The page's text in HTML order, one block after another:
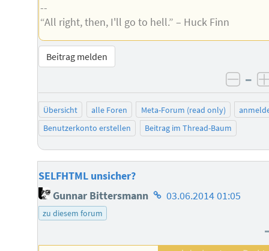
--
“All right, then, I'll go to hell.” – Huck Finn
Beitrag melden
–
Übersicht alle Foren Meta-Forum (read only)
Benutzerkonto erstellen
Beitrag im Thread-Baum
SELFHTML unsicher?
Gunnar Bittersmann Homepage
03.06.2014 01:05
zu diesem forum